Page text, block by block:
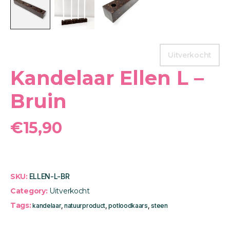
Uitverkocht
Kandelaar Ellen L –
Bruin
€15,90
SKU: ELLEN-L-BR
Category: Uitverkocht
Tags:kandelaar, natuurproduct,potloodkaars,steen